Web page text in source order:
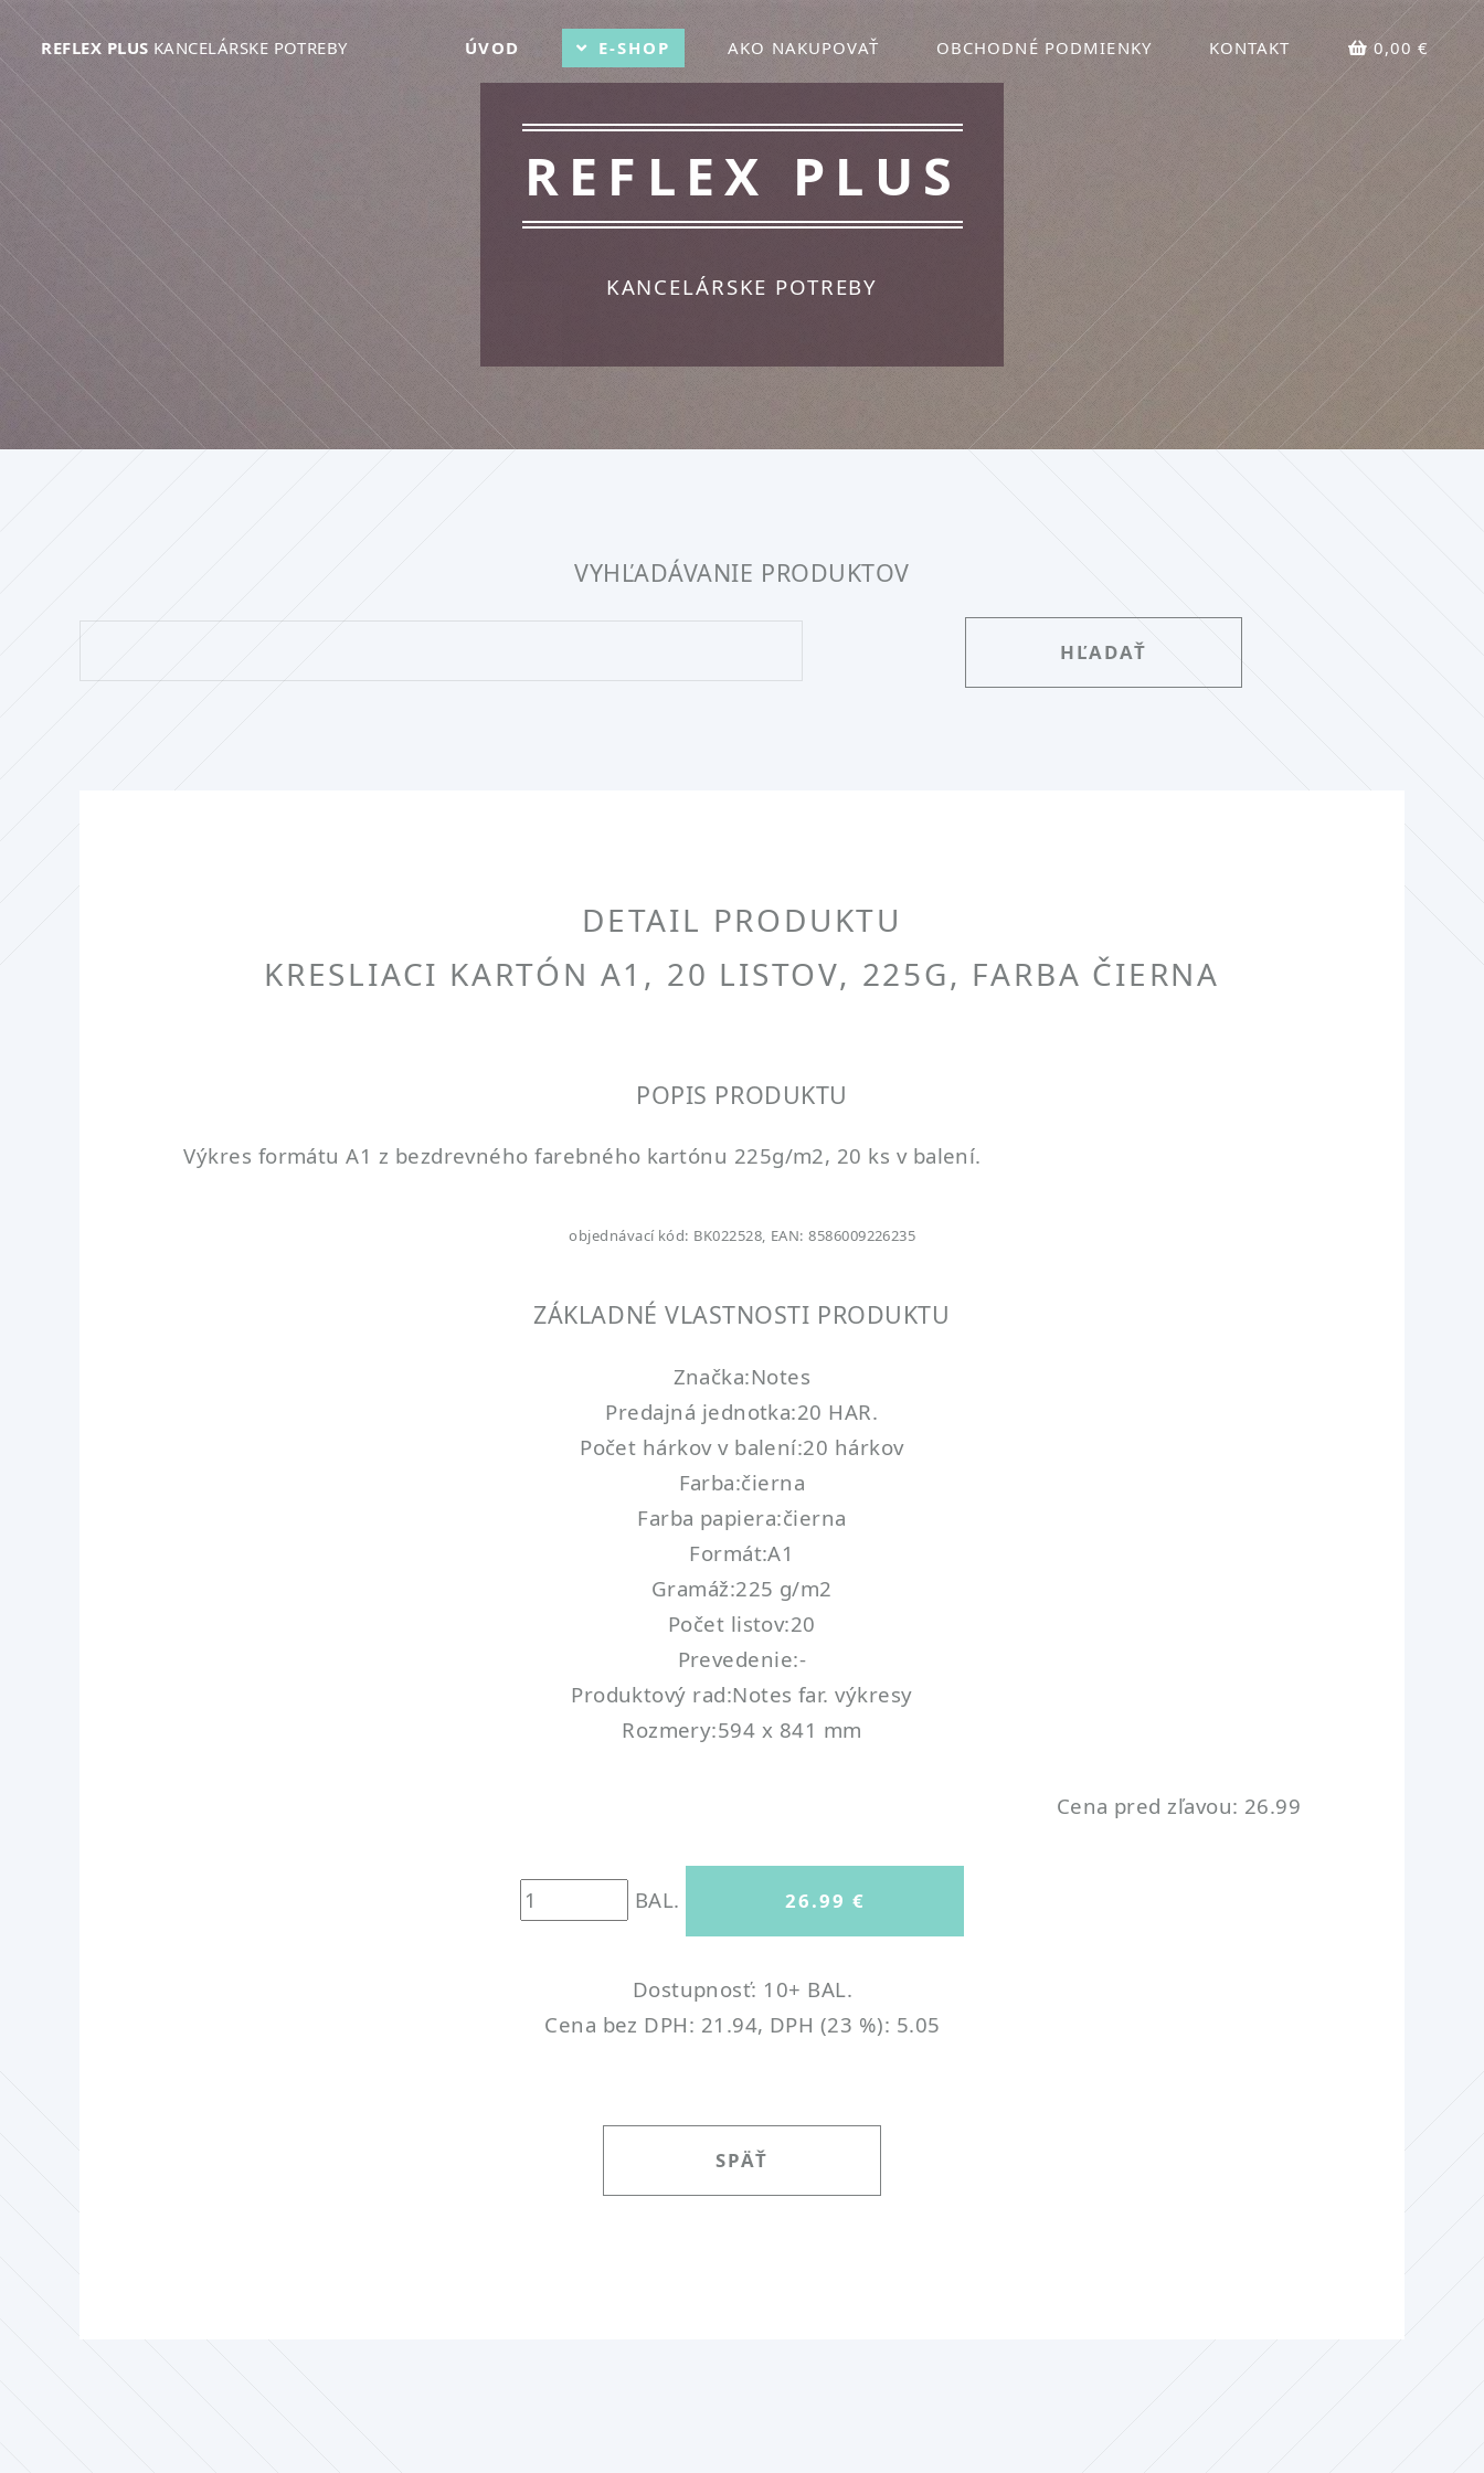
REFLEX PLUS KANCELÁRSKE POTREBY ÚVOD E-SHOP AKO NAKUPOVAŤ OBCHODNÉ PODMIENKY KONTAKT 0,00 €
REFLEX PLUS
KANCELÁRSKE POTREBY
VYHĽADÁVANIE PRODUKTOV
DETAIL PRODUKTU
KRESLIACI KARTÓN A1, 20 LISTOV, 225G, FARBA ČIERNA
POPIS PRODUKTU
Výkres formátu A1 z bezdrevného farebného kartónu 225g/m2, 20 ks v balení.
objednávací kód: BK022528, EAN: 8586009226235
ZÁKLADNÉ VLASTNOSTI PRODUKTU
Značka:Notes
Predajná jednotka:20 HAR.
Počet hárkov v balení:20 hárkov
Farba:čierna
Farba papiera:čierna
Formát:A1
Gramáž:225 g/m2
Počet listov:20
Prevedenie:-
Produktový rad:Notes far. výkresy
Rozmery:594 x 841 mm
Cena pred zľavou: 26.99
BAL.
Dostupnosť: 10+ BAL.
Cena bez DPH: 21.94, DPH (23 %): 5.05
SPÄŤ